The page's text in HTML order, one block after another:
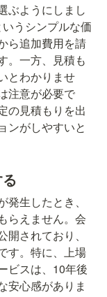
ぶようにしまし
うシンプルな価
ら追加費用を請
。一方、見積も
とわかりませ
注意が必要で
の見積もりを出
ンがしやすいと
生したとき、
らえません。会
されており、
す。特に、上場
ビスは、10年後
安心感がありま